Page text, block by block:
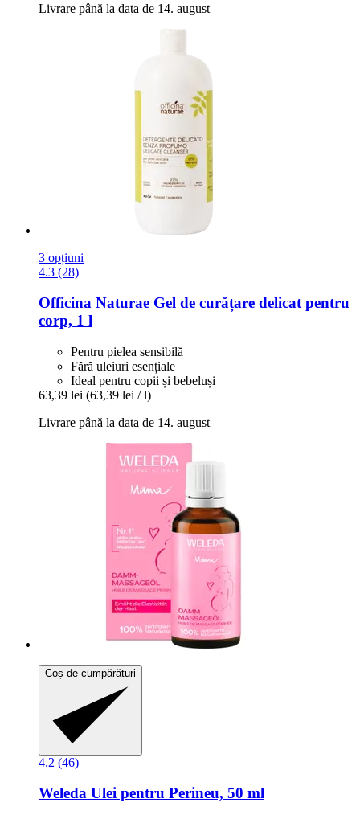
Livrare până la data de 14. august
3 opțiuni
4.3 (28)
Officina Naturae Gel de curățare delicat pentru
corp, 1 l
Pentru pielea sensibilă
Fără uleiuri esențiale
Ideal pentru copii și bebeluși
63,39 lei (63,39 lei / l)
Livrare până la data de 14. august
Coș de cumpărături
4.2 (46)
Weleda Ulei pentru Perineu, 50 ml